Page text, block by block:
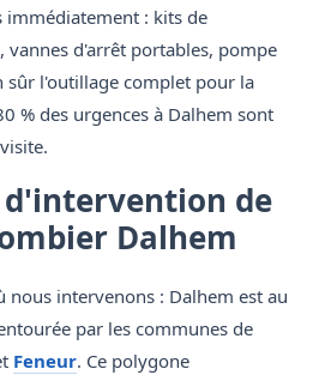
immédiatement : kits de
vannes d'arrêt portables, pompe
sûr l'outillage complet pour la
% des urgences à Dalhem sont
de
Dalhem
nous intervenons : Dalhem est au
par les communes de
Feneur. Ce polygone